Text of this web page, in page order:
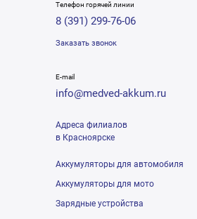
Телефон горячей линии
8 (391) 299-76-06
Заказать звонок
E-mail
info@medved-akkum.ru
Адреса филиалов
в Красноярске
Аккумуляторы для автомобиля
Аккумуляторы для мото
Зарядные устройства